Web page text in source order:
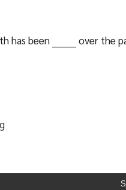
been ________ over the